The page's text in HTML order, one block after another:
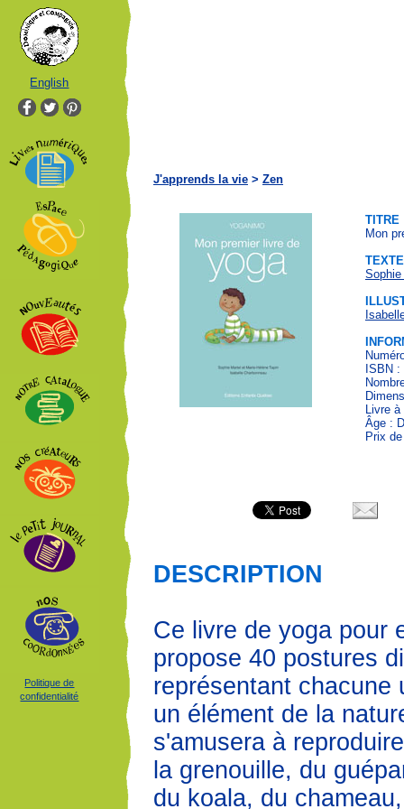
English
Politique de
confidentialité
J'apprends la vie > Zen
TITRE
Mon
TEXTE
ISBN :
Livre
Âge :
Prix
DESCRIPTION
Ce livre de yoga pour
propose 40 postures
représentant chacune
un élément de la
s'amusera à
la grenouille, du
du koala, du